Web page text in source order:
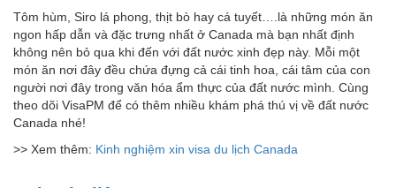
Tôm hùm, Siro lá phong, thịt bò hay cá tuyết….là những món ăn
ngon hấp dẫn và đặc trưng nhất ở Canada mà bạn nhất định
không nên bỏ qua khi đến với đất nước xinh đẹp này. Mỗi một
món ăn nơi đây đều chứa đựng cả cái tinh hoa, cái tâm của con
người nơi đây trong văn hóa ẩm thực của đất nước mình. Cùng
theo dõi VisaPM để có thêm nhiều khám phá thú vị về đất nước
Canada nhé!
>> Xem thêm: Kinh nghiệm xin visa du lịch Canada